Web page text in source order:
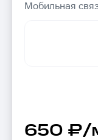
Мобильная
650 ₽/